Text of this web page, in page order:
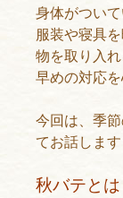
身体がつい
服装や寝具
物を取り入
早めの対応
今回は、季
てお話しま
秋バテとは